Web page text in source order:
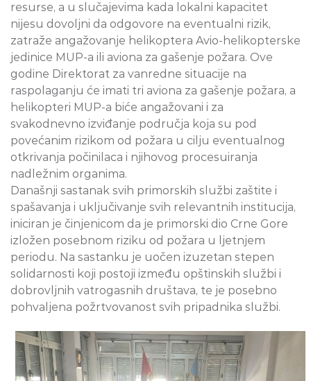
resurse, a u slučajevima kada lokalni kapacitet
nijesu dovoljni da odgovore na eventualni rizik,
zatraže angažovanje helikoptera Avio-helikopterske
jedinice MUP-a ili aviona za gašenje požara. Ove
godine Direktorat za vanredne situacije na
raspolaganju će imati tri aviona za gašenje požara, a
helikopteri MUP-a biće angažovani i za
svakodnevno izviđanje područja koja su pod
povećanim rizikom od požara u cilju eventualnog
otkrivanja počinilaca i njihovog procesuiranja
nadležnim organima.
Današnji sastanak svih primorskih službi zaštite i
spašavanja i uključivanje svih relevantnih institucija,
iniciran je činjenicom da je primorski dio Crne Gore
izložen posebnom riziku od požara u ljetnjem
periodu. Na sastanku je uočen izuzetan stepen
solidarnosti koji postoji između opštinskih službi i
dobrovljnih vatrogasnih društava, te je posebno
pohvaljena požrtvovanost svih pripadnika službi.